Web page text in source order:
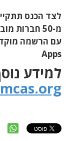
לצד הכנס
מ-50
Apps
למידע